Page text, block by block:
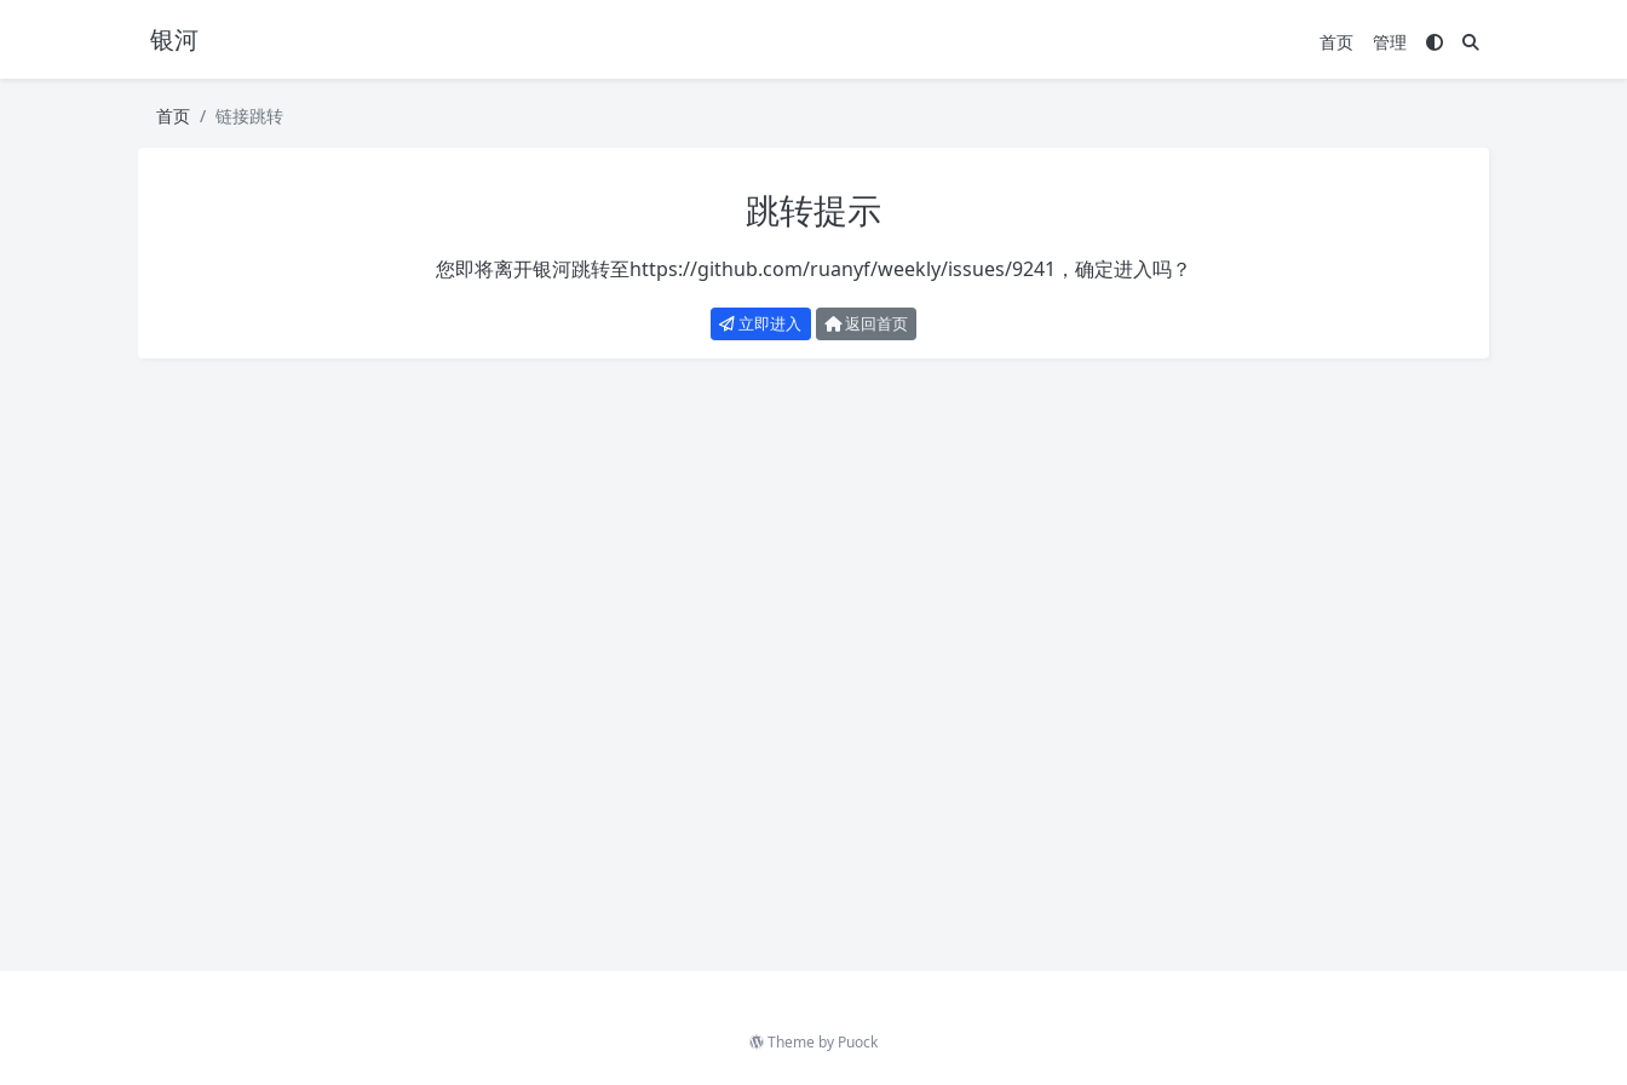
银河 首页 管理
首页 链接跳转
跳转提示
您即将离开银河跳转至https://github.com/ruanyf/weekly/issues/9241 ，确定进入吗？
立即进入 返回首页
Theme by Puock